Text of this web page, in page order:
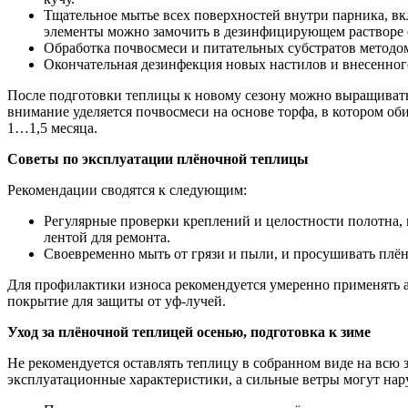
Тщательное мытье всех поверхностей внутри парника,
элементы можно замочить в дезинфицирующем растворе
Обработка почвосмеси и питательных субстратов
Окончательная дезинфекция новых настилов и
После подготовки теплицы к новому сезону можно выращивать
внимание уделяется почвосмеси на основе торфа, в котором
1…1,5 месяца.
Советы по эксплуатации плёночной теплицы
Рекомендации сводятся к следующим:
Регулярные проверки креплений и целостности
лентой для ремонта.
Своевременно мыть от грязи и пыли, и просушивать
Для профилактики износа рекомендуется умеренно
покрытие для защиты от уф-лучей.
Уход за плёночной теплицей осенью, подготовка к зиме
Не рекомендуется оставлять теплицу в собранном виде на всю
эксплуатационные характеристики, а сильные ветры могут